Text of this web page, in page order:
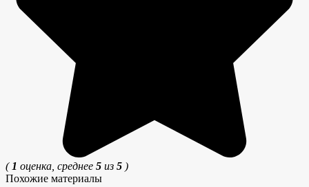
( 1 оценка, среднее 5 из 5 )
Похожие материалы